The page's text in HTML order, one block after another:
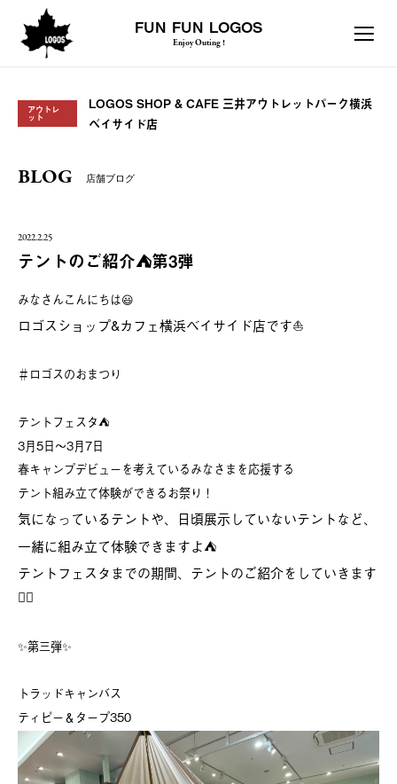
FUN FUN LOGOS
Enjoy Outing !
アウトレ
ット
LOGOS SHOP & CAFE 三井アウトレットパーク横浜
ベイサイド店
BLOG 店舗ブログ
2022.2.25
テントのご紹介⛺️第3弾
みなさんこんにちは😃
ロゴスショップ&カフェ横浜ベイサイド店です⛵️
＃ロゴスのおまつり
テントフェスタ⛺️
3月5日〜3月7日
春キャンプデビューを考えているみなさまを応援する
テント組み立て体験ができるお祭り！
気になっているテントや、日頃展示していないテントなど、
一緒に組み立て体験できますよ⛺️
テントフェスタまでの期間、テントのご紹介をしていきます
💁‍♀️
✨第三弾✨
トラッドキャンバス
ティピー＆タープ350